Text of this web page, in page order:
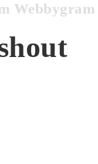
Webbygram